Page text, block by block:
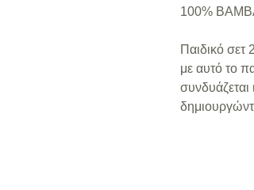
100%
Παιδικό σετ
με αυτό το
συνδυάζεται